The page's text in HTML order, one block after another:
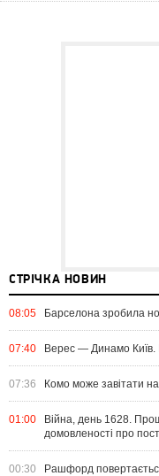
СТРІЧКА НОВИН
08:05 Барселона зробила
07:40 Верес — Динамо Київ.
07:36 Комо може завітати
01:00
Війна, день 1628.
домовленості про
00:30
Рашфорд